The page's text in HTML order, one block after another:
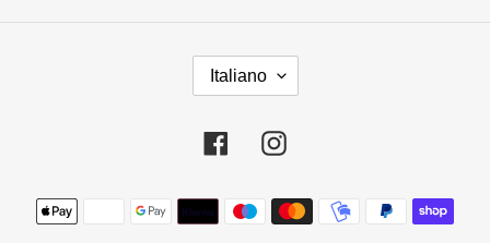
I
G
U
Italiano
FacebookInstagram
Metodi
di